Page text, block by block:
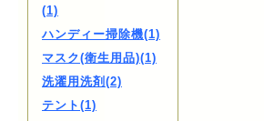
(1)
ハンディー掃除機(1)
マスク(衛生用品)(1)
洗濯用洗剤(2)
テント(1)